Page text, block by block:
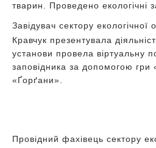
тварин. Проведено екологічні
Завідувач сектору екологічної
Кравчук презентувала
установи провела віртуальну
заповідника за допомогою гри
«Ґорґани».
Провідний фахівець сектору